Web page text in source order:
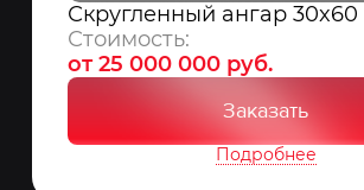
Скругленный ангар 30x60
Стоимость:
от 25 000 000 руб.
Заказать
Подробнее